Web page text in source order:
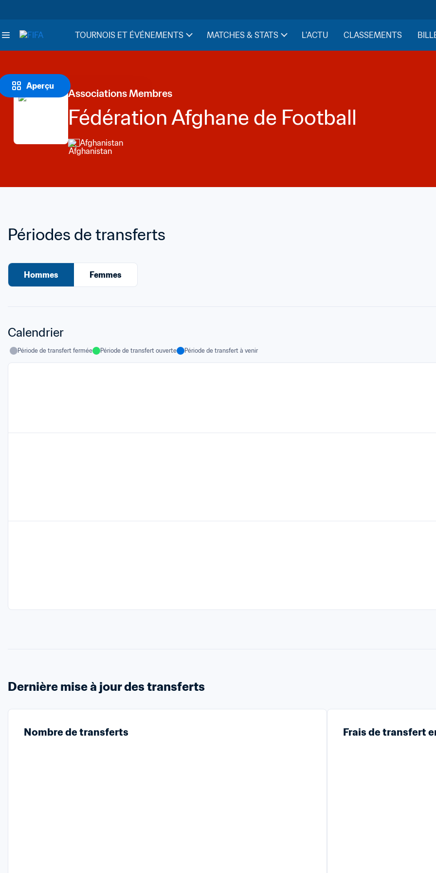
TOURNOIS ET ÉVÉNEMENTS MATCHES & STATS L'ACTU CLASSEMENTS
Aperçu
Associations Membres
Fédération Afghane de Football
Afghanistan
Périodes de transferts
Hommes Femmes
Calendrier
Période de transfert fermée Période de transfert ouverte Période de transfert à venir
Dernière mise à jour des transferts
Nombre de transferts Frais de transfert